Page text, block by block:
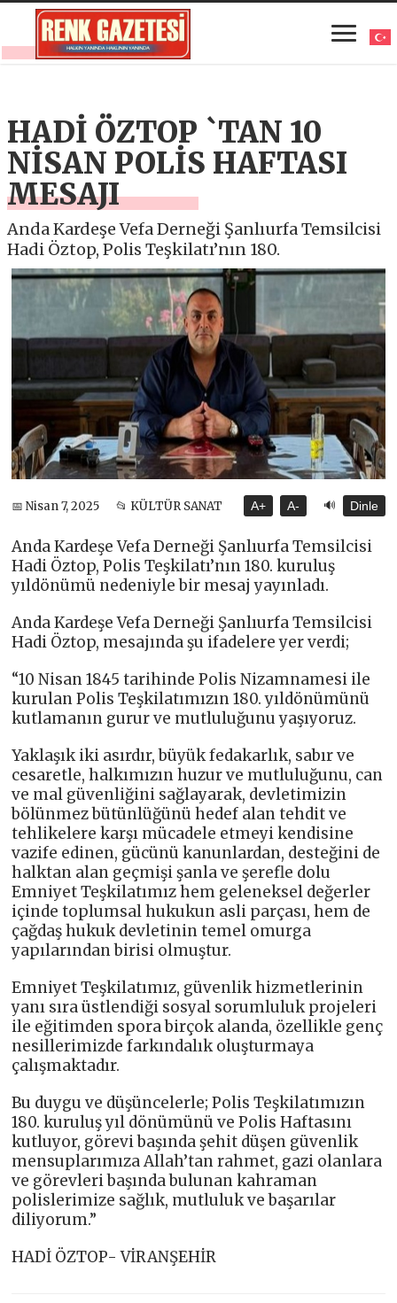
HADİ ÖZTOP `TAN 10
NİSAN POLİS HAFTASI
MESAJI
Anda Kardeşe Vefa Derneği Şanlıurfa Temsilcisi
Hadi Öztop, Polis Teşkilatı’nın 180.
📅 Nisan 7, 2025 📂 KÜLTÜR SANAT A+ A- 🔊 Dinle
Anda Kardeşe Vefa Derneği Şanlıurfa Temsilcisi
Hadi Öztop, Polis Teşkilatı’nın 180. kuruluş
yıldönümü nedeniyle bir mesaj yayınladı.
Anda Kardeşe Vefa Derneği Şanlıurfa Temsilcisi
Hadi Öztop, mesajında şu ifadelere yer verdi;
“10 Nisan 1845 tarihinde Polis Nizamnamesi ile
kurulan Polis Teşkilatımızın 180. yıldönümünü
kutlamanın gurur ve mutluluğunu yaşıyoruz.
Yaklaşık iki asırdır, büyük fedakarlık, sabır ve
cesaretle, halkımızın huzur ve mutluluğunu, can
ve mal güvenliğini sağlayarak, devletimizin
bölünmez bütünlüğünü hedef alan tehdit ve
tehlikelere karşı mücadele etmeyi kendisine
vazife edinen, gücünü kanunlardan, desteğini de
halktan alan geçmişi şanla ve şerefle dolu
Emniyet Teşkilatımız hem geleneksel değerler
içinde toplumsal hukukun asli parçası, hem de
çağdaş hukuk devletinin temel omurga
yapılarından birisi olmuştur.
Emniyet Teşkilatımız, güvenlik hizmetlerinin
yanı sıra üstlendiği sosyal sorumluluk projeleri
ile eğitimden spora birçok alanda, özellikle genç
nesillerimizde farkındalık oluşturmaya
çalışmaktadır.
Bu duygu ve düşüncelerle; Polis Teşkilatımızın
180. kuruluş yıl dönümünü ve Polis Haftasını
kutluyor, görevi başında şehit düşen güvenlik
mensuplarımıza Allah’tan rahmet, gazi olanlara
ve görevleri başında bulunan kahraman
polislerimize sağlık, mutluluk ve başarılar
diliyorum.”
HADİ ÖZTOP- VİRANŞEHİR